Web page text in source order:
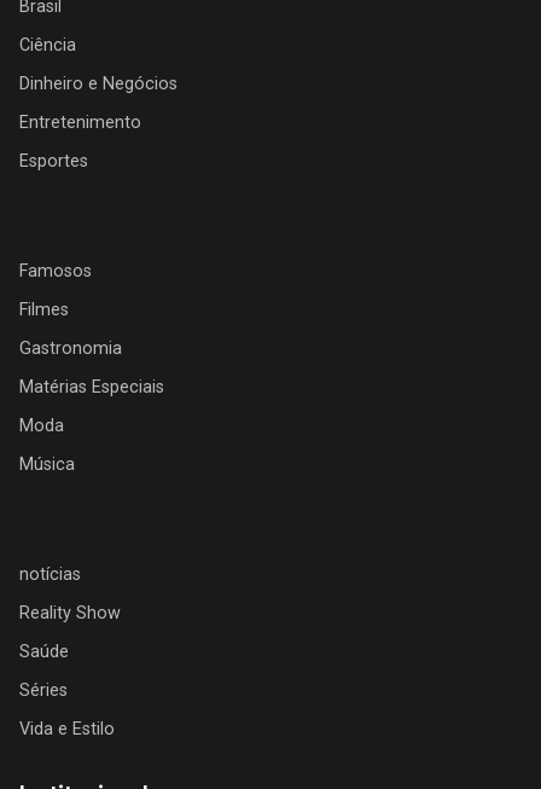
Brasil
Ciência
Dinheiro e Negócios
Entretenimento
Esportes
Famosos
Filmes
Gastronomia
Matérias Especiais
Moda
Música
notícias
Reality Show
Saúde
Séries
Vida e Estilo